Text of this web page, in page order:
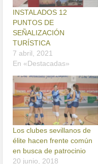
INSTALADOS 12
PUNTOS DE
SEÑALIZACIÓN
TURÍSTICA
7 abril, 2021
En «Destacadas»
Los clubes sevillanos de
élite hacen frente común
en busca de patrocinio
20 junio, 2018